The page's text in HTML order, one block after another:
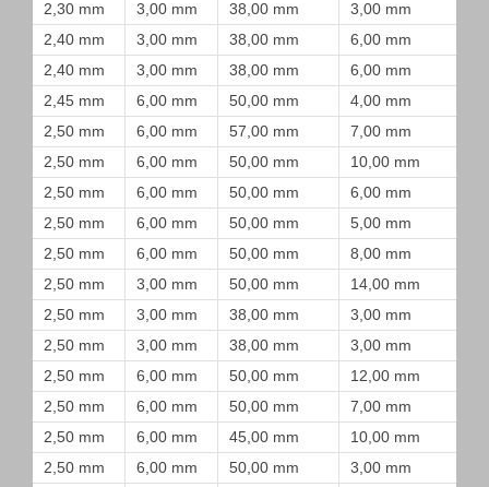
2,30 mm
3,00 mm 38,00 mm
3,00 mm
2,40 mm
3,00 mm 38,00 mm
6,00 mm
2,40 mm
3,00 mm 38,00 mm
6,00 mm
2,45 mm
6,00 mm 50,00 mm
4,00 mm
2,50 mm
6,00 mm 57,00 mm
7,00 mm
2,50 mm
6,00 mm 50,00 mm
10,00 mm
2,50 mm
6,00 mm 50,00 mm
6,00 mm
2,50 mm
6,00 mm 50,00 mm
5,00 mm
2,50 mm
6,00 mm 50,00 mm
8,00 mm
2,50 mm
3,00 mm 50,00 mm
14,00 mm
2,50 mm
3,00 mm 38,00 mm
3,00 mm
2,50 mm
3,00 mm 38,00 mm
3,00 mm
2,50 mm
6,00 mm 50,00 mm
12,00 mm
2,50 mm
6,00 mm 50,00 mm
7,00 mm
2,50 mm
6,00 mm 45,00 mm
10,00 mm
2,50 mm
6,00 mm 50,00 mm
3,00 mm